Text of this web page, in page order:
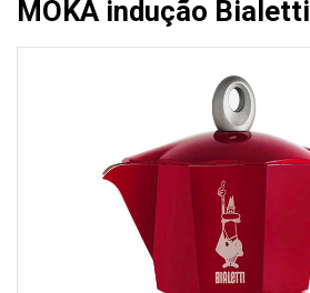
MOKA indução Bialetti